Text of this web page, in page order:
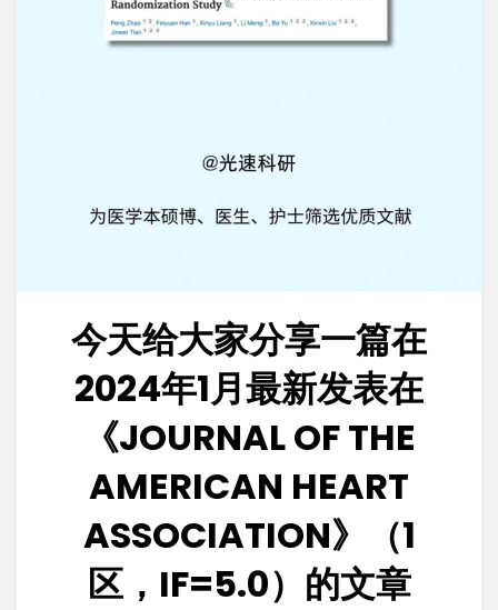
今天给大家分享一篇在
2024年1月最新发表在
《JOURNAL OF THE
AMERICAN HEART
ASSOCIATION》（1
区，IF=5.0）的文章